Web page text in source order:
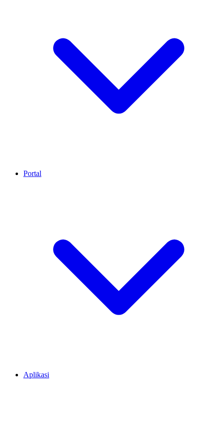
Portal
Aplikasi